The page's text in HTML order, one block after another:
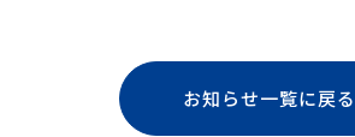
お知らせ一覧に戻る